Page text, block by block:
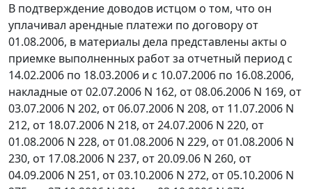
В подтверждение доводов истцом о том, что он
уплачивал арендные платежи по договору от
01.08.2006, в материалы дела представлены акты о
приемке выполненных работ за отчетный период с
14.02.2006 по 18.03.2006 и с 10.07.2006 по 16.08.2006,
накладные от 02.07.2006 N 162, от 08.06.2006 N 169, от
03.07.2006 N 202, от 06.07.2006 N 208, от 11.07.2006 N
212, от 18.07.2006 N 218, от 24.07.2006 N 220, от
01.08.2006 N 228, от 01.08.2006 N 229, от 01.08.2006 N
230, от 17.08.2006 N 237, от 20.09.06 N 260, от
04.09.2006 N 251, от 03.10.2006 N 272, от 05.10.2006 N